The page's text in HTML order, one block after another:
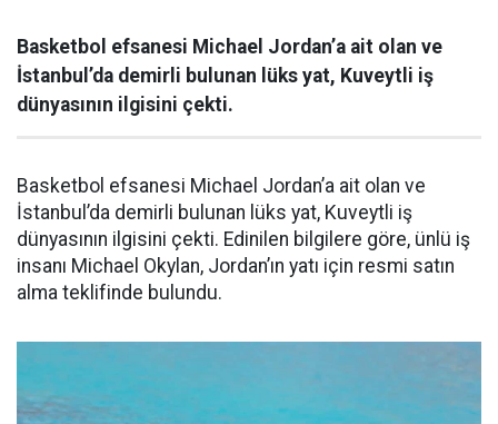
Basketbol efsanesi Michael Jordan’a ait olan ve
İstanbul’da demirli bulunan lüks yat, Kuveytli iş
dünyasının ilgisini çekti.
Basketbol efsanesi Michael Jordan’a ait olan ve
İstanbul’da demirli bulunan lüks yat, Kuveytli iş
dünyasının ilgisini çekti. Edinilen bilgilere göre, ünlü iş
insanı Michael Okylan, Jordan’ın yatı için resmi satın
alma teklifinde bulundu.